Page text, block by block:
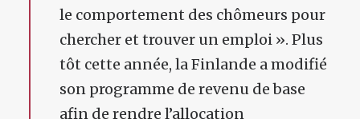
le comportement des chômeurs pour
chercher et trouver un emploi ». Plus
tôt cette année, la Finlande a modifié
son programme de revenu de base
afin de rendre l’allocation